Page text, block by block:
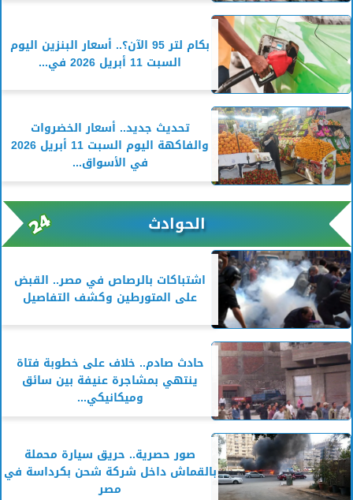
بكام لتر 95 الآن؟.. أسعار البنزين اليوم
السبت 11 أبريل 2026 في...
تحديث جديد.. أسعار الخضروات
والفاكهة اليوم السبت 11 أبريل 2026
في الأسواق...
الحوادث
اشتباكات بالرصاص في مصر.. القبض
على المتورطين وكشف التفاصيل
حادث صادم.. خلاف على خطوبة فتاة
ينتهي بمشاجرة عنيفة بين سائق
وميكانيكي...
صور حصرية.. حريق سيارة محملة
بالقماش داخل شركة شحن بكرداسة في
مصر